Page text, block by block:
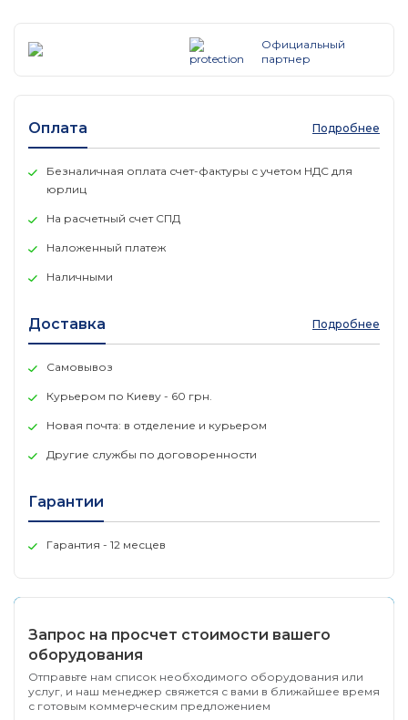
идеальным решением по доступной цене.Официальный
партнер
Оплата Подробнее
Безналичная оплата счет-фактуры с учетом НДС для
юрлиц
На расчетный счет СПД
Наложенный платеж
Наличными
Доставка Подробнее
Самовывоз
Курьером по Киеву - 60 грн.
Новая почта: в отделение и курьером
Другие службы по договоренности
Гарантии
Гарантия - 12 месцев
Запрос на просчет стоимости вашего
оборудования
Отправьте нам список необходимого оборудования или
услуг, и наш менеджер свяжется с вами в ближайшее время
с готовым коммерческим предложением